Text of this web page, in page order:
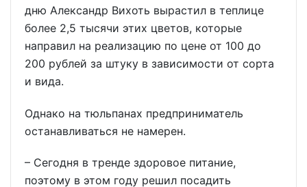
дню Александр Вихоть вырастил в теплице
более 2,5 тысячи этих цветов, которые
направил на реализацию по цене от 100 до
200 рублей за штуку в зависимости от сорта
и вида.
Однако на тюльпанах предприниматель
останавливаться не намерен.
– Сегодня в тренде здоровое питание,
поэтому в этом году решил посадить